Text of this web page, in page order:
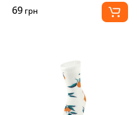
69 грн